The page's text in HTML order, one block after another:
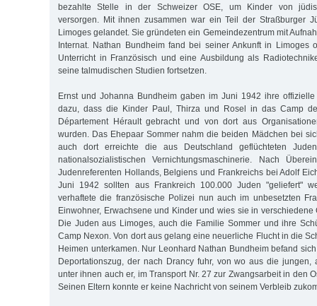
bezahlte Stelle in der Schweizer OSE, um Kinder von
versorgen. Mit ihnen zusammen war ein Teil der Straßburger
Limoges gelandet. Sie gründeten ein Gemeindezentrum mit
Internat. Nathan Bundheim fand bei seiner Ankunft in Limoges
Unterricht in Französisch und eine Ausbildung als
seine talmudischen Studien fortsetzen.
Ernst und Johanna Bundheim gaben im Juni 1942 ihre offizielle
dazu, dass die Kinder Paul, Thirza und Rosel in das Camp
Département Hérault gebracht und von dort aus
wurden. Das Ehepaar Sommer nahm die beiden Mädchen bei
auch dort erreichte die aus Deutschland geflüchteten
nationalsozialistischen Vernichtungsmaschinerie. Nach
Judenreferenten Hollands, Belgiens und Frankreichs bei Adolf
Juni 1942 sollten aus Frankreich 100.000 Juden "geliefert"
verhaftete die französische Polizei nun auch im unbesetzten
Einwohner, Erwachsene und Kinder und wies sie in verschiedene
Die Juden aus Limoges, auch die Familie Sommer und ihre
Camp Nexon. Von dort aus gelang eine neuerliche Flucht in die
Heimen unterkamen. Nur Leonhard Nathan Bundheim befand
Deportationszug, der nach Drancy fuhr, von wo aus die jungen,
unter ihnen auch er, im Transport Nr. 27 zur Zwangsarbeit in den
Seinen Eltern konnte er keine Nachricht von seinem Verbleib